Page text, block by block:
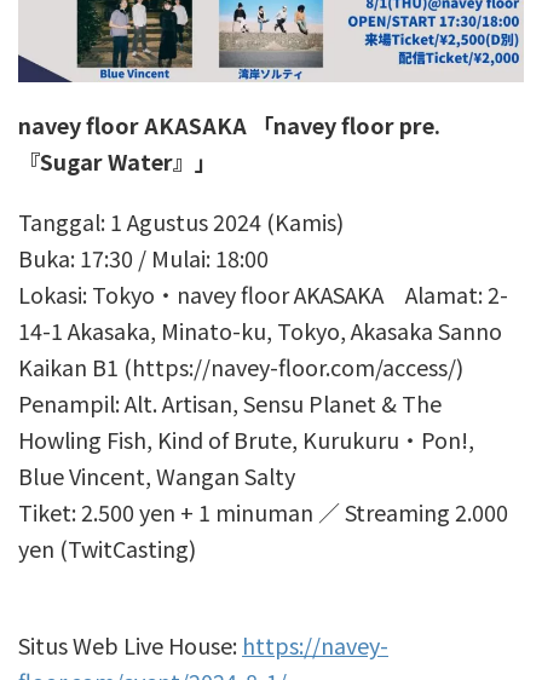
navey floor AKASAKA 「navey floor pre.
『Sugar Water』」
Tanggal: 1 Agustus 2024 (Kamis)
Buka: 17:30 / Mulai: 18:00
Lokasi: Tokyo・navey floor AKASAKA Alamat: 2-
14-1 Akasaka, Minato-ku, Tokyo, Akasaka Sanno
Kaikan B1 (https://navey-floor.com/access/)
Penampil: Alt. Artisan, Sensu Planet & The
Howling Fish, Kind of Brute, Kurukuru・Pon!,
Blue Vincent, Wangan Salty
Tiket: 2.500 yen + 1 minuman ／ Streaming 2.000
yen (TwitCasting)
Situs Web Live House: https://navey-